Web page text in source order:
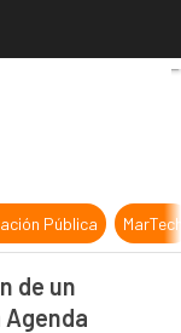
la creación
Pública
de un